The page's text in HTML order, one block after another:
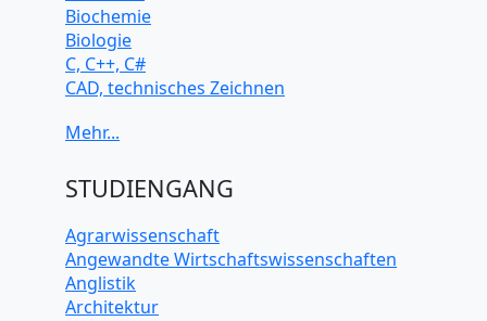
Biochemie
Biologie
C, C++, C#
CAD, technisches Zeichnen
Computerarchitektur
Elektrotechnik
Java
JavaScript
Künstliche Intelligenz
Latein
STUDIENGANG
Agrarwissenschaft
Angewandte Wirtschaftswissenschaften
Anglistik
Architektur